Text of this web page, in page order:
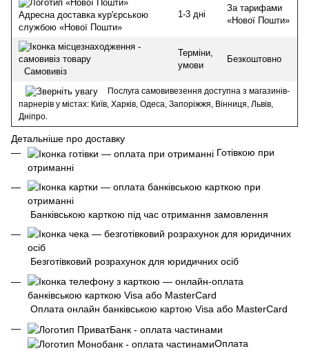
Адресна доставка кур'єрською
службою «Нової Пошти»
1-3 дні
За тарифами
«Нової Пошти»
Самовивіз
Терміни,
умови
Безкоштовно
Послуга самовивезення доступна з магазинів-
парнерів у містах: Київ, Харків, Одеса, Запоріжжя, Вінниця, Львів,
Дніпро.
Детальніше про доставку
Готівкою при
отриманні
Банківською карткою під час отримання замовлення
Безготівковий розрахунок для юридичних осіб
Оплата онлайн банківською картою Visa або MasterCard
Оплата